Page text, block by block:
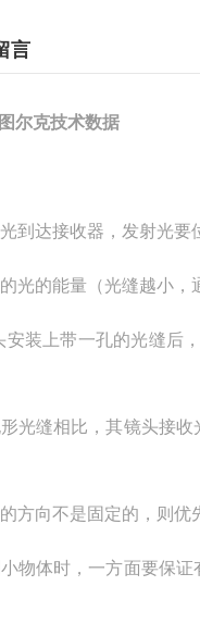
言
尔克技术数据
到达接收器，发射光要
光的能量（光缝越小，
安装上带一孔的光缝后
光缝相比，其镜头接
方向不是固定的，则优
物体时，一方面要保